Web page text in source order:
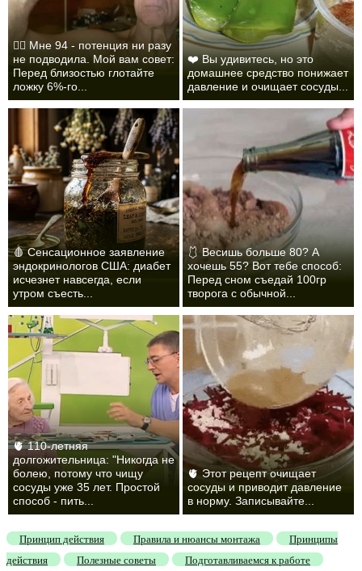
❤️‍🔥 Мне 94 - потенция ни разу
не подводила. Мой вам совет:
Перед близостью глотайте
ложку 6%-го...
❤️ Вы удивитесь, но это
домашнее средство понижает
давление и очищает сосуды...
🩸 Сенсационное заявление
эндокринологов США: диабет
исчезнет навсегда, если
утром съесть...
🩱 Весишь больше 80? А
хочешь 55? Вот тебе способ:
Перед сном съедай 100гр
творога с обычной...
🫀 110-летняя
долгожительница: "Никогда не
болею, потому что чищу
сосуды уже 35 лет. Простой
способ - пить...
🫀 Этот рецепт очищает
сосуды и приводит давление
в норму. Записывайте...
Принцип действия Правила и нюансы монтажа
Принципы
действия
Полезные советы
Подготавливаемся к работе